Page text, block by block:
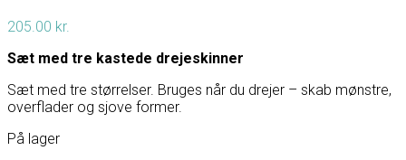
205.00 kr.
Sæt med tre kastede drejeskinner
Sæt med tre størrelser. Bruges når du drejer – skab mønstre,
overflader og sjove former.
På lager